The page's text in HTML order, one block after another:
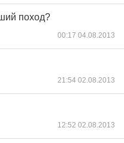
поход?
00:17 04.08.2013
21:54 02.08.2013
12:52 02.08.2013